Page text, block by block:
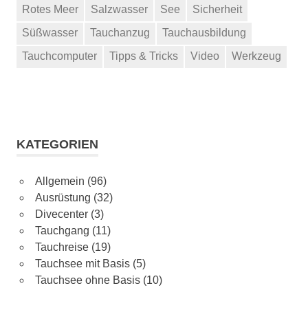
Rotes Meer
Salzwasser See
Sicherheit
Süßwasser
Tauchanzug
Tauchausbildung
Tauchcomputer
Tipps & Tricks Video Werkzeug
KATEGORIEN
Allgemein (96)
Ausrüstung (32)
Divecenter(3)
Tauchgang (11)
Tauchreise(19)
Tauchsee mit Basis(5)
Tauchsee ohne Basis(10)